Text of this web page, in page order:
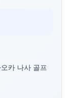
카 나사 골프